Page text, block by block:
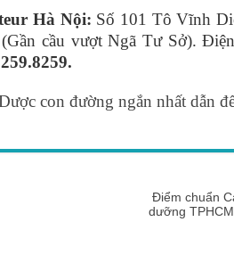
Hà Nội: Số 101 Tô Vĩnh
cầu vượt Ngã Tư Sở).
con đường ngắn nhất dẫn
Điểm chuẩn
dưỡng